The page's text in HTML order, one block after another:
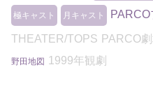
極キャスト 月キャスト PARCO
THEATER/TOPS PARCO
野田地図 1999年観劇